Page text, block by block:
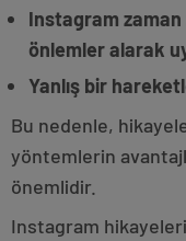
Instagram
önlemler alarak
Yanlış bir
Bu nedenle,
yöntemlerin
önemlidir.
Instagram